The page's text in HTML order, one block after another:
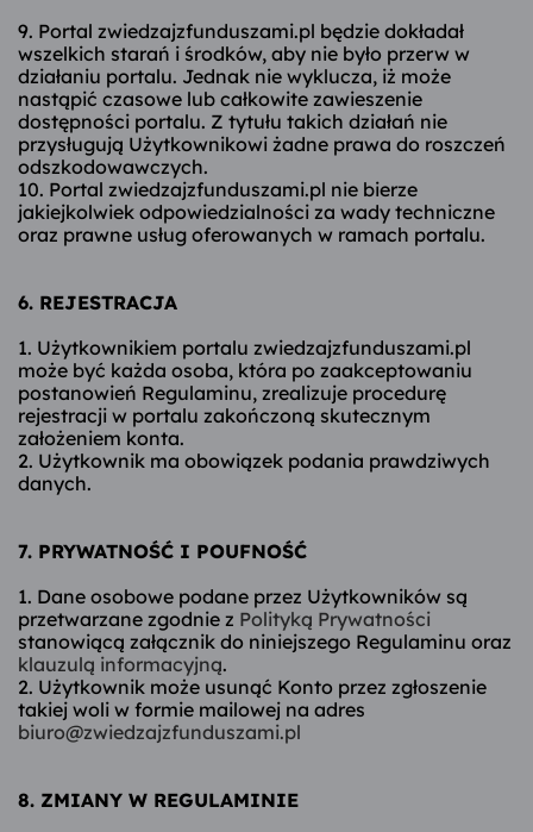
9. Portal zwiedzajzfunduszami.pl będzie dokładał
wszelkich starań i środków, aby nie było przerw w
działaniu portalu. Jednak nie wyklucza, iż może
nastąpić czasowe lub całkowite zawieszenie
dostępności portalu. Z tytułu takich działań nie
przysługują Użytkownikowi żadne prawa do roszczeń
odszkodowawczych.
10. Portal zwiedzajzfunduszami.pl nie bierze
jakiejkolwiek odpowiedzialności za wady techniczne
oraz prawne usług oferowanych w ramach portalu.
6. REJESTRACJA
1. Użytkownikiem portalu zwiedzajzfunduszami.pl
może być każda osoba, która po zaakceptowaniu
postanowień Regulaminu, zrealizuje procedurę
rejestracji w portalu zakończoną skutecznym
założeniem konta.
2. Użytkownik ma obowiązek podania prawdziwych
danych.
7. PRYWATNOŚĆ I POUFNOŚĆ
1. Dane osobowe podane przez Użytkowników są
przetwarzane zgodnie z Polityką Prywatności
stanowiącą załącznik do niniejszego Regulaminu oraz
klauzulą informacyjną.
2. Użytkownik może usunąć Konto przez zgłoszenie
takiej woli w formie mailowej na adres
biuro@zwiedzajzfunduszami.pl
8. ZMIANY W REGULAMINIE